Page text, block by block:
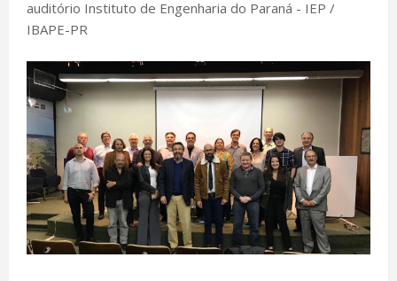
auditório Instituto de Engenharia do Paraná - IEP /
IBAPE-PR